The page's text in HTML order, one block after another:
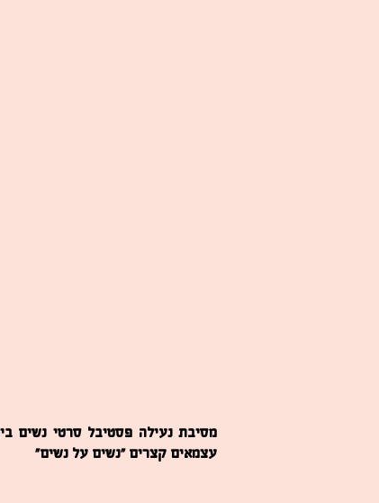
מסיבת נעילה פסטיבל סרטי נשים
עצמאים קצרים ״נשים על נשים״